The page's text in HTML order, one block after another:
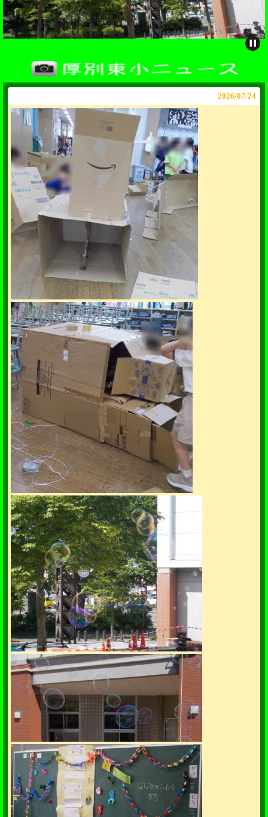
2026/07/24